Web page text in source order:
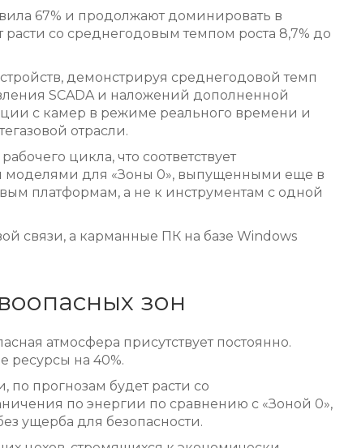
67% и продолжают доминировать в
со среднегодовым темпом роста 8,7% до
демонстрируя среднегодовой темп
SCADA и наложений дополненной
с камер в режиме реального времени и
отрасли.
цикла, что соответствует
моделями для «Зоны 0», выпущенными еще в
платформам, а не к инструментам с одной
связи, а карманные ПК на базе Windows
зон
атмосфера присутствует постоянно.
ресурсы на 40%.
по прогнозам будет расти со
по энергии по сравнению с «Зоной 0»,
ущерба для безопасности.